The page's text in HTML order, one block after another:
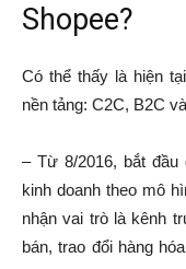
Shopee?
Có thể thấy là hiện
nền tảng: C2C, B2C
– Từ 8/2016, bắt đầu
kinh doanh theo mô
nhận vai trò là kênh
bán, trao đổi hàng